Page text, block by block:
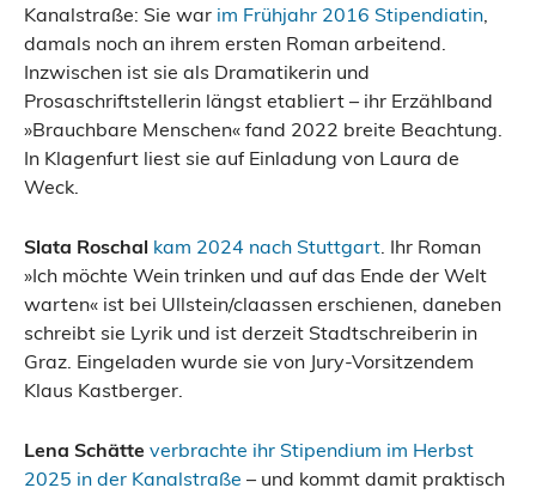
Kanalstraße: Sie war im Frühjahr 2016 Stipendiatin,
damals noch an ihrem ersten Roman arbeitend.
Inzwischen ist sie als Dramatikerin und
Prosaschriftstellerin längst etabliert – ihr Erzählband
»Brauchbare Menschen« fand 2022 breite Beachtung.
In Klagenfurt liest sie auf Einladung von Laura de
Weck.
Slata Roschal kam 2024 nach Stuttgart. Ihr Roman
»Ich möchte Wein trinken und auf das Ende der Welt
warten« ist bei Ullstein/claassen erschienen, daneben
schreibt sie Lyrik und ist derzeit Stadtschreiberin in
Graz. Eingeladen wurde sie von Jury-Vorsitzendem
Klaus Kastberger.
Lena Schätte verbrachte ihr Stipendium im Herbst
2025 in der Kanalstraße – und kommt damit praktisch